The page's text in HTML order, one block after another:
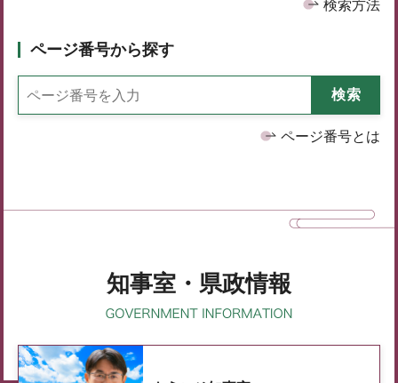
検索方法
ページ番号から探す
ページ番号とは
知事室・県政情報